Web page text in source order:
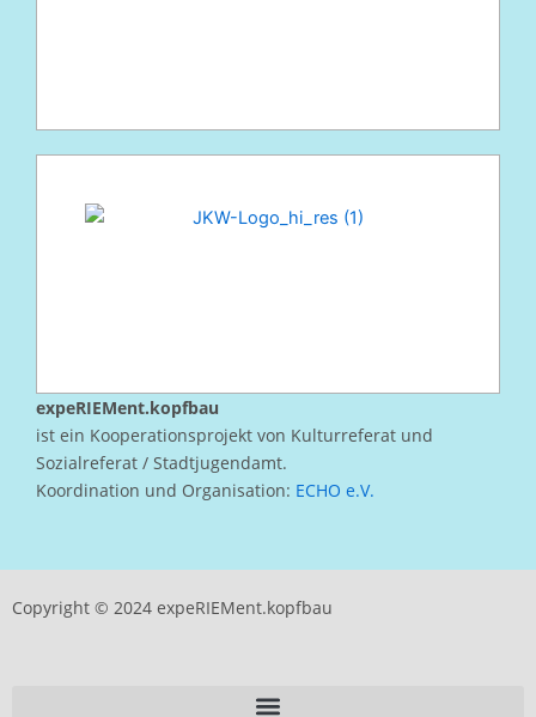
expeRIEMent.kopfbau
ist ein Kooperationsprojekt von Kulturreferat und
Sozialreferat / Stadtjugendamt.
Koordination und Organisation: ECHO e.V.
Copyright © 2024 expeRIEMent.kopfbau